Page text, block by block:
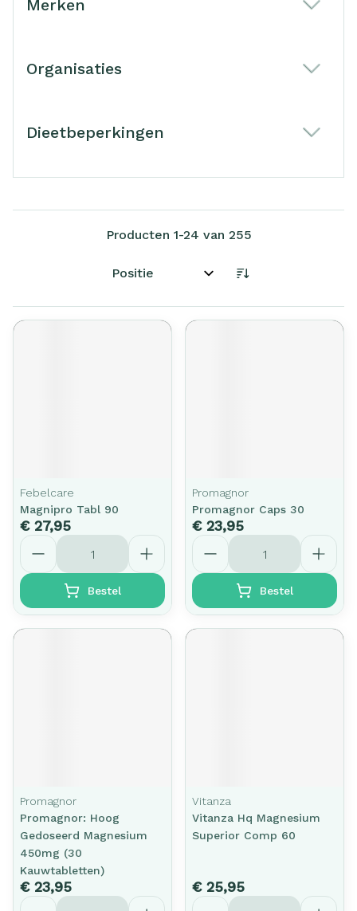
Merken
Organisaties
Dieetbeperkingen
Producten 1-24 van 255
Sorteer op:
Febelcare
Magnipro Tabl 90
€ 27,95
Aantal
Bestel
Promagnor
Promagnor Caps 30
€ 23,95
Aantal
Bestel
Promagnor
Promagnor: Hoog
Gedoseerd Magnesium
450mg (30
Kauwtabletten)
€ 23,95
Aantal
Vitanza
Vitanza Hq Magnesium
Superior Comp 60
€ 25,95
Aantal